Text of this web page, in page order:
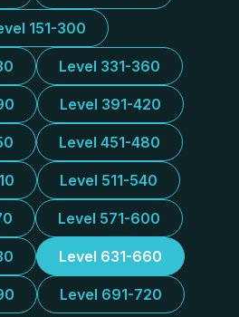
151-300
Level 331-360
Level 391-420
Level 451-480
Level 511-540
Level 571-600
Level 631-660
Level 691-720